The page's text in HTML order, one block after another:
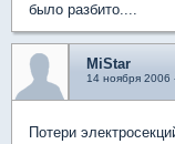
было разбито....
MiStar
14 ноября 2006
Потери